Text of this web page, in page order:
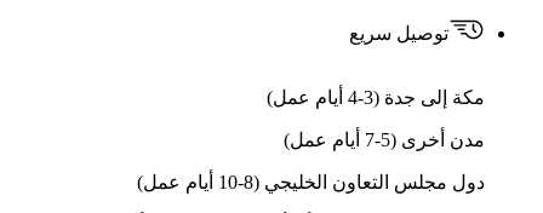
توصيل سريع
مكة إلى جدة (3-4 أيام عمل)
مدن أخرى (5-7 أيام عمل)
دول مجلس التعاون الخليجي (8-10 أيام عمل)